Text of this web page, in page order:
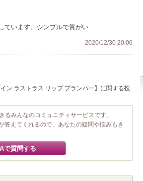
ています。シンプルで質がい…
2020/12/30 20:06
ン ラストラス リップ プランパー】に関する投
みんなのコミュニティサービスです。
答えてくれるので、あなたの疑問や悩みもき
で質問する